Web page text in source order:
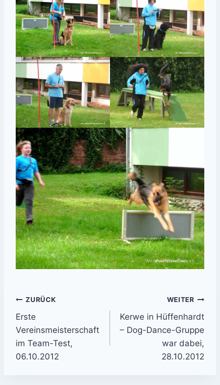
Beitrags-
Navigation
ZURÜCK
Erste
Vereinsmeisterschaft
im Team-Test,
06.10.2012
WEITER
Kerwe in Hüffenhardt
– Dog-Dance-Gruppe
war dabei,
28.10.2012